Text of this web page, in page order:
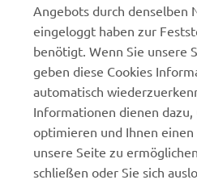
Angebots durch denselben
eingeloggt haben zur
benötigt. Wenn Sie unsere
geben diese Cookies
automatisch
Informationen dienen
optimieren und Ihnen
unsere Seite zu
schließen oder Sie sich